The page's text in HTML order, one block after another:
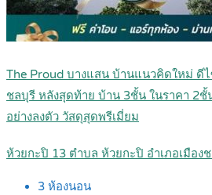
The Proud บางแสน บ้านแนวคิดใหม่ ดี
ชลบุรี หลังสุดท้าย บ้าน 3ชั้น ในราคา 2ชั้
อย่างลงตัว วัสดุสุดพรีเมี่ยม
ห้วยกะปิ 13 ตำบล ห้วยกะปิ อำเภอเมือง
3 ห้องนอน